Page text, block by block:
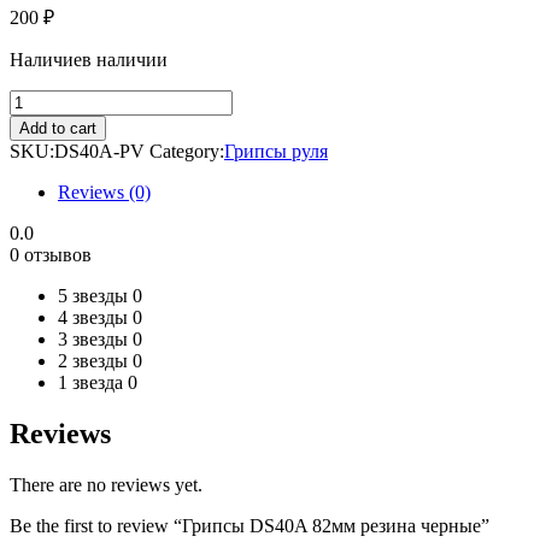
200 ₽
Наличиев наличии
Грипсы
DS40A
82мм
резина
черные
quantity
Add to cart
SKU:DS40A-PV Category:Грипсы руля
Reviews (0)
0.0
0 отзывов
5 звезды 0
4 звезды 0
3 звезды 0
2 звезды 0
1 звезда 0
Reviews
There are no reviews yet.
Be the first to review “Грипсы DS40A 82мм резина черные”